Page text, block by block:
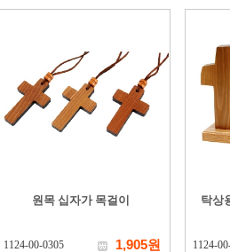
원목 십자가 목걸이
1124-00-0305 1,905원
탁상
1124-